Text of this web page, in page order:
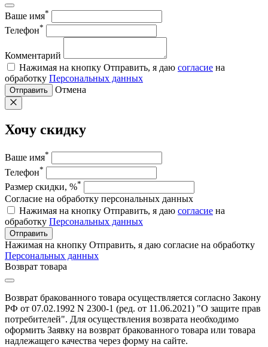
Ваше имя*
Телефон*
Комментарий
Нажимая на кнопку Отправить, я даю согласие на
обработку Персональных данных
Отправить Отмена
Хочу скидку
Ваше имя*
Телефон*
Размер скидки, %*
Согласие на обработку персональных данных
Нажимая на кнопку Отправить, я даю согласие на
обработку Персональных данных
Отправить
Нажимая на кнопку Отправить, я даю согласие на обработку
Персональных данных
Возврат товара
Возврат бракованного товара осуществляется согласно Закону
РФ от 07.02.1992 N 2300-1 (ред. от 11.06.2021) "О защите прав
потребителей". Для осуществления возврата необходимо
оформить Заявку на возврат бракованного товара или товара
надлежащего качества через форму на сайте.